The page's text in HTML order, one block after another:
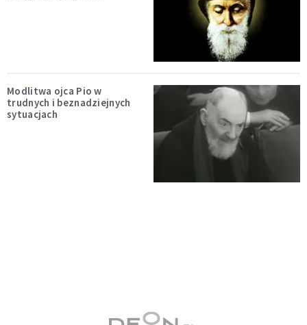
Modlitwa ojca Pio w
trudnych i beznadziejnych
sytuacjach